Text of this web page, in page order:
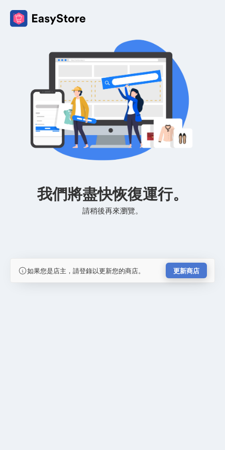
我們將盡快恢復運行。
請稍後再來瀏覽。
如果您是店主，請登錄以更新您的商店。 更新商店